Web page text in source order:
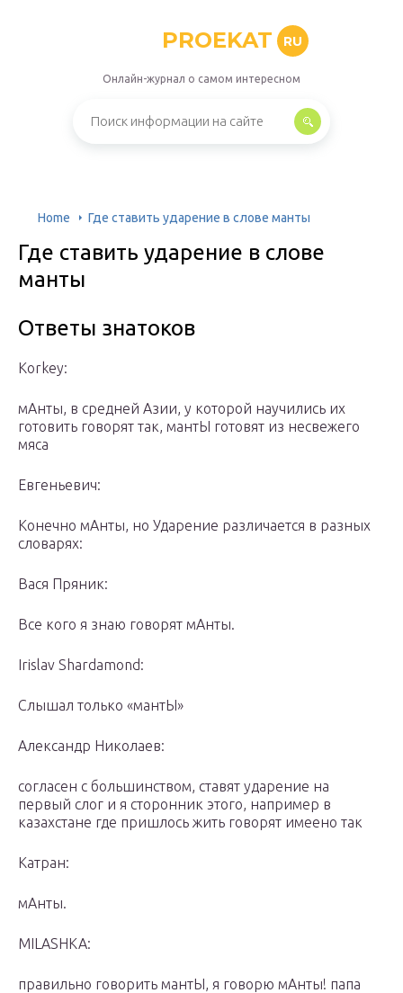
PROEKAT RU
Онлайн-журнал о самом интересном
Home Где ставить ударение в слове манты
Где ставить ударение в слове
манты
Ответы знатоков
Korkey:
мАнты, в средней Азии, у которой научились их
готовить говорят так, мантЫ готовят из несвежего
мяса
Евгеньевич:
Конечно мАнты, но Ударение различается в разных
словарях:
Вася Пряник:
Все кого я знаю говорят мАнты.
Irislav Shardamond:
Слышал только «мантЫ»
Александр Николаев:
согласен с большинством, ставят ударение на
первый слог и я сторонник этого, например в
казахстане где пришлось жить говорят имеено так
Катран:
мАнты.
MILASHKA:
правильно говорить мантЫ, я говорю мАнты! папа